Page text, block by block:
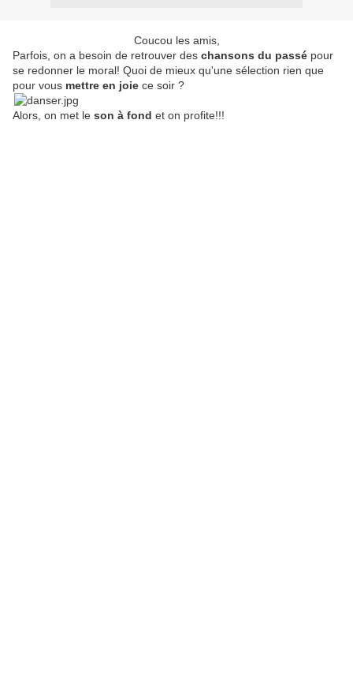
Coucou les amis,
Parfois, on a besoin de retrouver des chansons du passé pour
se redonner le moral! Quoi de mieux qu'une sélection rien que
pour vous mettre en joie ce soir ?
Alors, on met le son à fond et on profite!!!